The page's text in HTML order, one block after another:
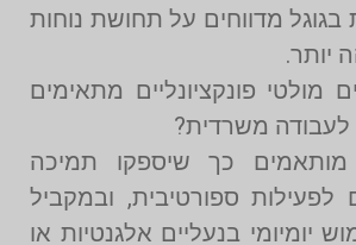
בגוגל מדווחים על תחושת נוחות
יותר.
מולטי פונקציונליים מתאימים
לעבודה משרדית?
כך שיספקו תמיכה
לפעילות ספורטיבית, ובמקביל
יומיומי בנעליים אלגנטיות או